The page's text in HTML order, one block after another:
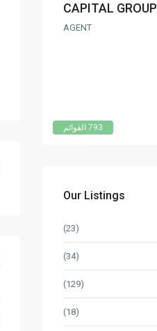
793 القوائم
CAPITAL GROUP
AGENT
Our Listings
(23)
(34)
(129)
(18)